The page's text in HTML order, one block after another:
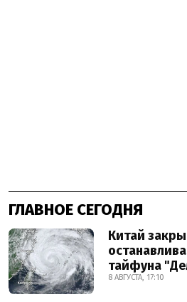
ГЛАВНОЕ СЕГОДНЯ
Китай
тайфуна
8 АВГУСТА, 17:10